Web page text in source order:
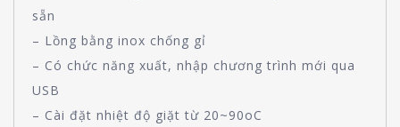
sẵn
– Lồng bằng inox chống gỉ
– Có chức năng xuất, nhập chương trình mới qua
USB
– Cài đặt nhiệt độ giặt từ 20~90oC